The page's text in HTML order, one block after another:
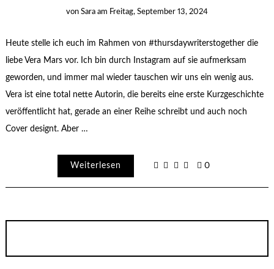
von Sara am Freitag, September 13, 2024
Heute stelle ich euch im Rahmen von #thursdaywriterstogether die
liebe Vera Mars vor. Ich bin durch Instagram auf sie aufmerksam
geworden, und immer mal wieder tauschen wir uns ein wenig aus.
Vera ist eine total nette Autorin, die bereits eine erste Kurzgeschichte
veröffentlicht hat, gerade an einer Reihe schreibt und auch noch
Cover designt. Aber …
Weiterlesen 0